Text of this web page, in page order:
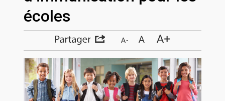
écoles